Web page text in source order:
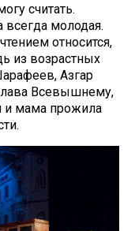
считать.
молодая.
относится,
из возрастных
Азгар
Всевышнему,
и мама прожила